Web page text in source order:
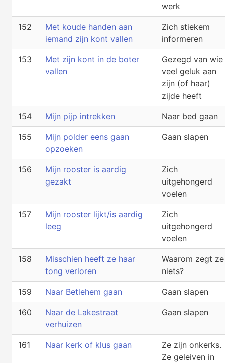
werk
152
Met koude handen aan
iemand zijn kont vallen
Zich stiekem
informeren
153
Met zijn kont in de boter
vallen
Gezegd van wie
veel geluk aan
zijn (of haar)
zijde heeft
154 Mijn pijp intrekken Naar bed gaan
155
Mijn polder eens gaan
opzoeken
Gaan slapen
156
Mijn rooster is aardig
gezakt
Zich
uitgehongerd
voelen
157
Mijn rooster lijkt/is aardig
leeg
Zich
uitgehongerd
voelen
158
Misschien heeft ze haar
tong verloren
Waarom zegt ze
niets?
159 Naar Betlehem gaan Gaan slapen
160
Naar de Lakestraat
verhuizen
Gaan slapen
161 Naar kerk of klus gaan
Ze zijn onkerks.
Ze geleiven in